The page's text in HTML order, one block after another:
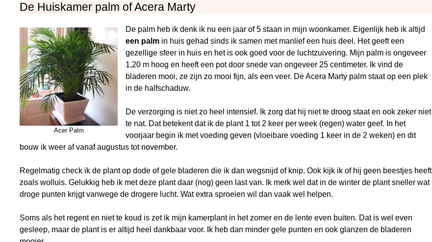
De Huiskamer palm of Acera Marty
Acer Palm
De palm heb ik denk ik nu een jaar of 5 staan in mijn woonkamer. Eigenlijk heb ik altijd
een palm in huis gehad sinds ik samen met manlief een huis deel. Het geeft een
gezellige sfeer in huis en het is ook goed voor de luchtzuivering. Mijn palm is ongeveer
1,20 m hoog en heeft een pot door snede van ongeveer 25 centimeter. Ik vind de
bladeren mooi, ze zijn zo mooi fijn, als een veer. De Acera Marty palm staat op een plek
in de halfschaduw.
De verzorging is niet zo heel intensief. Ik zorg dat hij niet te droog staat en ook zeker niet
te nat. Dat betekent dat ik de plant 1 tot 2 keer per week (regen) water geef. In het
voorjaar begin ik met voeding geven (vloeibare voeding 1 keer in de 2 weken) en dit
bouw ik weer af vanaf augustus tot november.
Regelmatig check ik de plant op dode of gele bladeren die ik dan wegsnijd of knip. Ook kijk ik of hij geen beestjes heeft
zoals wolluis. Gelukkig heb ik met deze plant daar (nog) geen last van. Ik merk wel dat in de winter de plant sneller wat
droge punten krijgt vanwege de drogere lucht. Wat extra sproeien wil dan vaak wel helpen.
Soms als het regent en niet te koud is zet ik mijn kamerplant in het zomer en de lente even buiten. Dat is wel even
gesleep, maar de plant is er altijd heel dankbaar voor. Ik heb dan minder gele punten en ook glanzen de bladeren